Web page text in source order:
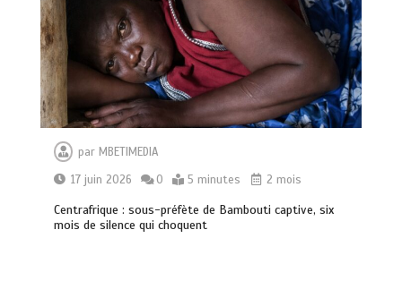
par MBETIMEDIA
17 juin 2026
0 5 minutes 2 mois
Centrafrique : sous-préfète de Bambouti captive, six
mois de silence qui choquent